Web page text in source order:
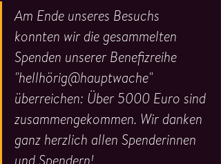
Am Ende unseres Besuchs
konnten wir die gesammelten
Spenden unserer Benefizreihe
"hellhörig@hauptwache"
überreichen: Über 5000 Euro sind
zusammengekommen. Wir danken
ganz herzlich allen Spenderinnen
und Spendern!